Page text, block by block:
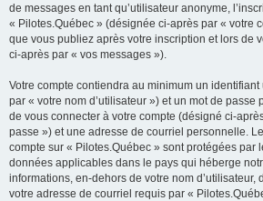
de messages en tant qu’utilisateur anonyme,
« Pilotes.Québec » (désignée ci-après par « votre
que vous publiez après votre inscription et lors de
ci-après par « vos messages »).
Votre compte contiendra au minimum un
par « votre nom d’utilisateur ») et un mot de passe
de vous connecter à votre compte (désigné ci-
passe ») et une adresse de courriel personnelle.
compte sur « Pilotes.Québec » sont protégées par
données applicables dans le pays qui héberge
informations, en-dehors de votre nom d’utilisateur,
votre adresse de courriel requis par «